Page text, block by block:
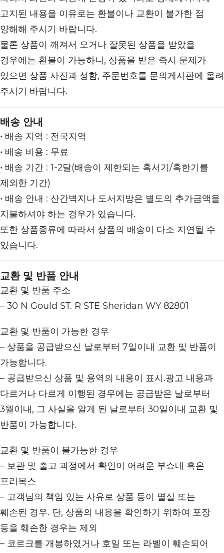
고지된 내용을 이유로는 환불이나 교환이 불가한 점
양해해 주시기 바랍니다.
물론 상품이 깨져서 오거나 잘못된 상품을 받았을
경우에는 환불이 가능하니, 상품을 받은 즉시 문제가
있으면 상품 사진과 성함, 주문번호를 문의게시판에 올려
주시기 바랍니다.
배송 안내
• 배송 지역 : 전국지역
• 배송 비용 : 무료
• 배송 기간 : 1-2달(배송이 제한되는 혹서기/혹한기를
제외한 기간)
• 배송 안내 : 산간벽지나 도서지방은 별도의 추가금액을
지불하셔야 하는 경우가 있습니다.
또한 상품종류에 따라서 상품의 배송이 다소 지연될 수
있습니다.
교환 및 반품 안내
교환 및 반품 주소
– 30 N Gould ST. R STE Sheridan WY 82801
교환 및 반품이 가능한 경우
– 상품을 공급받으신 날로부터 7일이내 교환 및 반품이
가능합니다.
– 공급받으신 상품 및 용역의 내용이 표시.광고 내용과
다르거나 다르게 이행된 경우에는 공급받은 날로부터
3월이내, 그 사실을 알게 된 날로부터 30일이내 교환 및
반품이 가능합니다.
교환 및 반품이 불가능한 경우
– 보관 및 출고 과정에서 확인이 어려운 부쇼네 혹은
프리목스
– 고객님의 책임 있는 사유로 상품 등이 멸실 또는
훼손된 경우. 단, 상품의 내용을 확인하기 위하여 포장
등을 훼손한 경우는 제외
– 코르크를 개봉하였거나 호일 또는 라벨이 훼손되어